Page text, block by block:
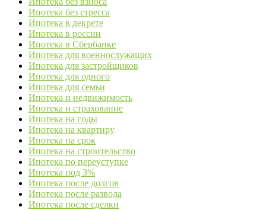
Ипотека без стресса
Ипотека в декрете
Ипотека в россии
Ипотека в Сбербанке
Ипотека для военнослужащих
Ипотека для застройщиков
Ипотека для одного
Ипотека для семьи
Ипотека и недвижимость
Ипотека и страхование
Ипотека на годы
Ипотека на квартиру
Ипотека на срок
Ипотека на строительство
Ипотека по переуступке
Ипотека под 3%
Ипотека после долгов
Ипотека после развода
Ипотека после сделки